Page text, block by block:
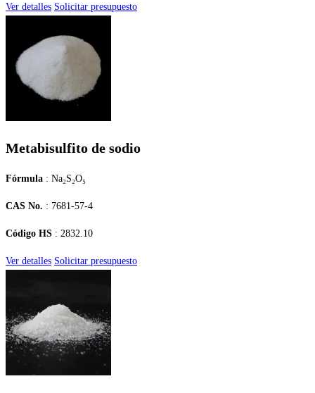
Ver detalles Solicitar presupuesto
Metabisulfito de sodio
Fórmula : Na₂S₂O₅
CAS No. : 7681-57-4
Código HS : 2832.10
Ver detalles Solicitar presupuesto